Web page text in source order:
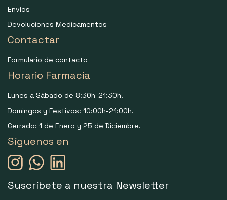
Envíos
Devoluciones Medicamentos
Contactar
Formulario de contacto
Horario Farmacia
Lunes a Sábado de 8:30h-21:30h.
Domingos y Festivos: 10:00h-21:00h.
Cerrado: 1 de Enero y 25 de Diciembre.
Síguenos en
Suscríbete a nuestra Newsletter